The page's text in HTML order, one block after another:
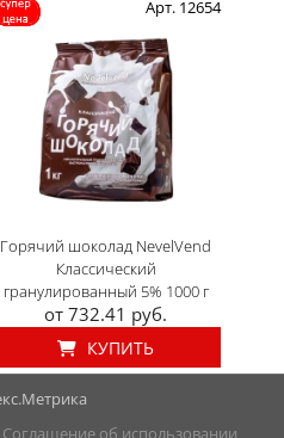
Арт. 12654
Горячий шоколад NevelVend
Классический
гранулированный 5% 1000 г
от 732.41 руб.
КУПИТЬ
Соглашение об использовании